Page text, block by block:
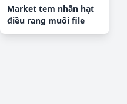
Market tem nhãn hạt
điều rang muối file
corel